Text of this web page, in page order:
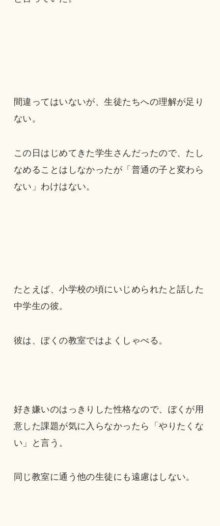
間違ってはいないが、生徒たちへの理解が足り
ない。
この日はじめてきた学生さんだったので、たし
なめることはしなかったが「普通の子と変わら
ない」わけはない。
たとえば、小学校の頃にいじめられたと話した
中学生の彼。
彼は、ぼくの教室ではよくしゃべる。
好き嫌いのはっきりした性格なので、ぼくが用
意した課題が気に入らなかったら「やりたくな
い」と言う。
同じ教室に通う他の生徒にも遠慮はしない。